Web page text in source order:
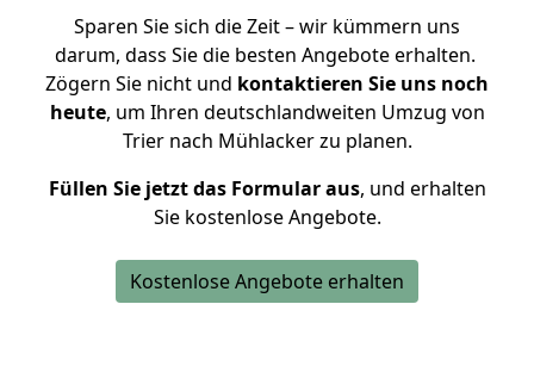
Sparen Sie sich die Zeit – wir kümmern uns
darum, dass Sie die besten Angebote erhalten.
Zögern Sie nicht und kontaktieren Sie uns noch
heute, um Ihren deutschlandweiten Umzug von
Trier nach Mühlacker zu planen.
Füllen Sie jetzt das Formular aus, und erhalten
Sie kostenlose Angebote.
Kostenlose Angebote erhalten